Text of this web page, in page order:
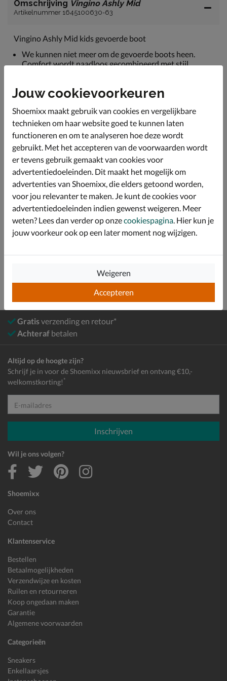
Omschrijving Vingino Ashly Mid
Artikelnummer 1645100630-63
Vingino Ashly Mid kids gevoerde boot
We kunnen niet meer om de gevoerde boots heen.
Comfort wordt naadloos gecombineerd met stijl.
aanneemt.
houdt. Deze voering is ook gebruikt voor de bekleding
van het voetbed.
Afgewerkt met een rubberen loopzool met uitstekende
grip.
Specificaties
Over Vingino
Bekijk meer
Kids Schoenen Boots Gevoerde boots
Gratisverzending en retour*
Achteraf betalen
Shoemixx
Over ons
Contact
Klantenservice
Bestellen
Betaalmogelijkheden
Verzendwijze en kosten
Ruilen en retourneren
Koop ongedaan maken
Garantie
Algemene voorwaarden
Categorieën
Sneakers
Enkellaarsjes
Altijd op de hoogte zijn?
Schrijf je in voor de Shoemixx nieuwsbrief en ontvang €10,-
welkomstkorting! *
E-mailadres
Inschrijven
Wil je ons volgen?
Jouw cookievoorkeuren
Shoemixx maakt gebruik van cookies en vergelijkbare
technieken om haar website goed te kunnen laten
functioneren en om te analyseren hoe deze wordt
gebruikt. Met het accepteren van de voorwaarden wordt
er tevens gebruik gemaakt van cookies voor
advertentiedoeleinden. Dit maakt het mogelijk om
advertenties van Shoemixx, die elders getoond worden,
voor jou relevanter te maken. Je kunt de cookies voor
advertentiedoeleinden indien gewenst weigeren. Meer
weten? Lees dan verder op onzecookiespagina. Hier kun je
jouw voorkeur ook op een later moment nog wijzigen.
Accepteren
Weigeren